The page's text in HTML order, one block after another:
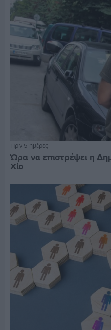
Πριν 5 ημέρες
Ώρα να επιστρέψει η
Χίο